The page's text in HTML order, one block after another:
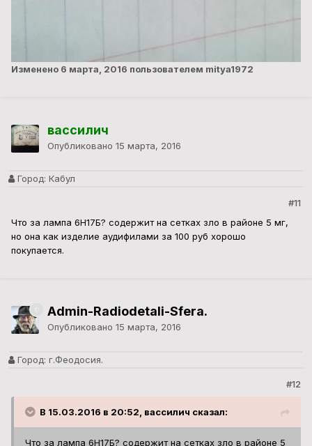
Изменено 6 марта, 2016 пользователем mitya1972
вассилич
Опубликовано 15 марта, 2016
Город: Кабул
#11
Что за лампа 6Н17Б? содержит на сетках зло в районе 5 мг,
но она как изделие аудифилами за 100 руб хорошо
покупается.
Admin-Radiodetali-Sfera.
Опубликовано 15 марта, 2016
Город: г.Феодосия.
#12
В 15.03.2016 в 20:52, вассилич сказал:
Что за лампа 6Н17Б? содержит на сетках зло в районе 5